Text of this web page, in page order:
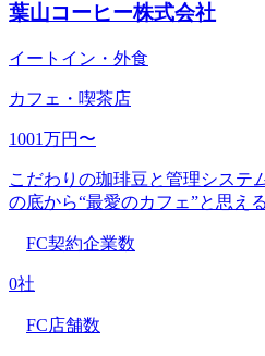
葉山コーヒー株式会社
イートイン・外食
カフェ・喫茶店
1001万円〜
こだわりの珈琲豆と管理システ
の底から“最愛のカフェ”と思え
FC契約企業数
0社
FC店舗数